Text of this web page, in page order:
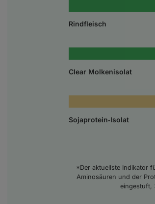
Rindfleisch
Clear Molkenisolat
Sojaprotein‑Isolat
*Der aktuellste Indikator
Aminosäuren und der
eingestuft,